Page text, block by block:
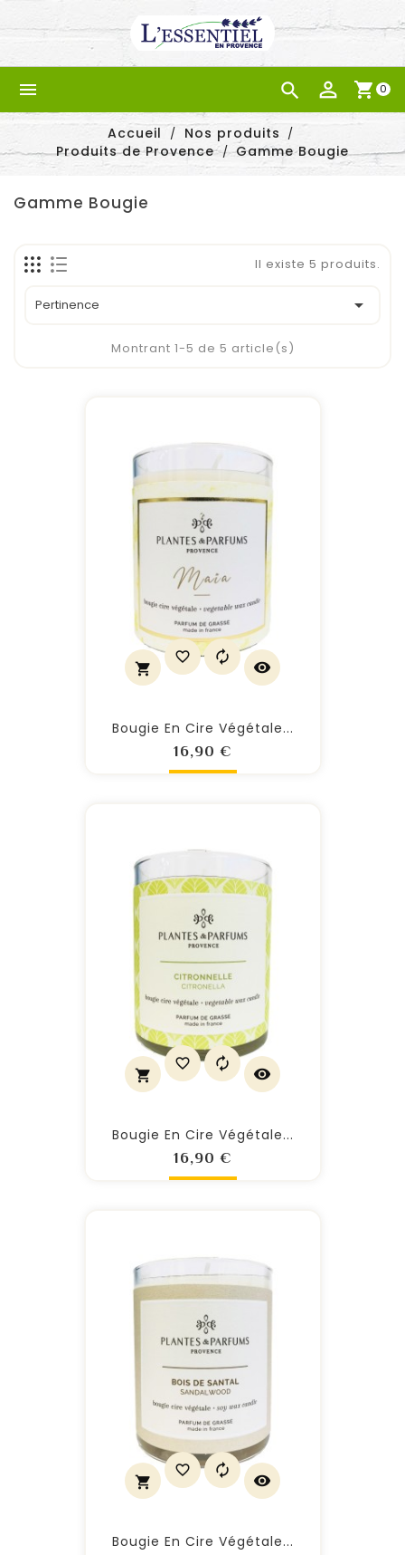
 shopping_cart 0

Accueil
Nos produits
Produits de Provence
Gamme Bougie
Gamme Bougie
Il existe 5 produits.
Pertinence 
Montrant 1-5 de 5 article(s)
Bougie En Cire Végétale...
16,90 €
Bougie En Cire Végétale...
16,90 €
Bougie En Cire Végétale...